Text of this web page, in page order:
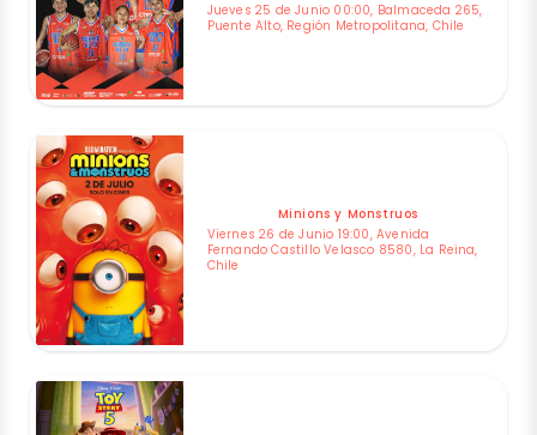
Jueves 25 de Junio 00:00, Balmaceda 265,
Puente Alto, Región Metropolitana, Chile
Minions y Monstruos
Viernes 26 de Junio 19:00, Avenida
Fernando Castillo Velasco 8580, La Reina,
Chile